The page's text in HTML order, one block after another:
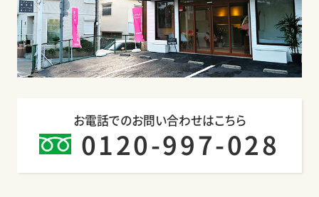
お電話でのお問い合わせはこちら
0120-997-028